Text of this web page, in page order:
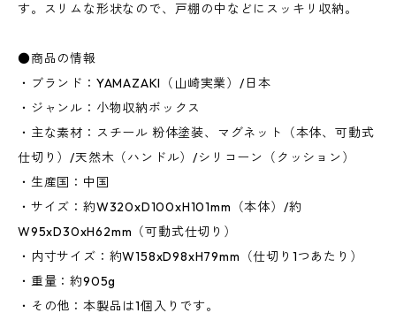
す。スリムな形状なので、戸棚の中などにスッキリ収納。
●商品の情報
・ブランド：YAMAZAKI（山崎実業）/日本
・ジャンル：小物収納ボックス
・主な素材：スチール 粉体塗装、マグネット（本体、可動式
仕切り）/天然木（ハンドル）/シリコーン（クッション）
・生産国：中国
・サイズ：約W320xD100xH101mm（本体）/約
W95xD30xH62mm（可動式仕切り）
・内寸サイズ：約W158xD98xH79mm（仕切り1つあたり）
・重量：約905g
・その他：本製品は1個入りです。